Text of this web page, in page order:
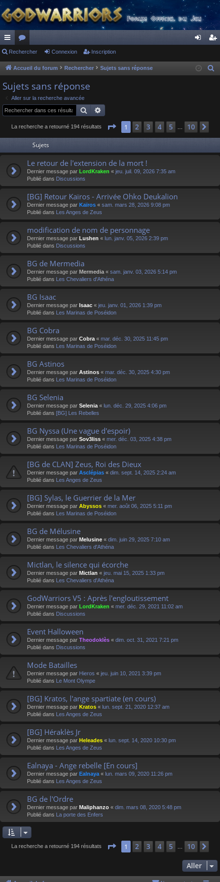
ac
co
ur
ci
s
or
u
s
ne cri
Rechercher Connexion Inscription
Accueil du forum Rechercher Sujets sans réponse
e
Sujets sans réponse
Aller sur la recherche avancée
Rechercher
La recherche a retourné 194 résultats Page 1sur 10
1 2 3 4 5 10
Sujets
Le retour de l'extension de la mort !
Dernier message par LordKraken « jeu. juil. 09, 2026 7:35 am
Publié dans Discussions
[BG] Retour Kaïros - Arrivée Ohko Deukalion
Dernier message par Kaïros « sam. mars 28, 2026 9:08 pm
Publié dans Les Anges de Zeus
modification de nom de personnage
Dernier message par Lushen « lun. janv. 05, 2026 2:39 pm
Publié dans Discussions
BG de Mermedia
Dernier message par Mermedia « sam. janv. 03, 2026 5:14 pm
Publié dans Les Chevaliers d'Athéna
BG Isaac
Dernier message par Isaac « jeu. janv. 01, 2026 1:39 pm
Publié dans Les Marinas de Poséidon
BG Cobra
Dernier message par Cobra « mar. déc. 30, 2025 11:45 pm
Publié dans Les Marinas de Poséidon
BG Astinos
Dernier message par Astinos « mar. déc. 30, 2025 4:30 pm
Publié dans Les Marinas de Poséidon
BG Selenia
Dernier message par Selenia « lun. déc. 29, 2025 4:06 pm
Publié dans [BG] Les Rebelles
BG Nyssa (Une vague d'espoir)
Dernier message par Sov3liss « mer. déc. 03, 2025 4:38 pm
Publié dans Les Marinas de Poséidon
[BG de CLAN] Zeus, Roi des Dieux
Dernier message par Asclépias « dim. sept. 14, 2025 2:24 am
Publié dans Les Anges de Zeus
[BG] Sylas, le Guerrier de la Mer
Dernier message par Abyssos « mer. août 06, 2025 5:11 pm
Publié dans Les Marinas de Poséidon
BG de Mélusine
Dernier message par Melusine « dim. juin 29, 2025 7:10 am
Publié dans Les Chevaliers d'Athéna
Mictlan, le silence qui écorche
Dernier message par Mictlan « jeu. mai 15, 2025 1:33 pm
Publié dans Les Chevaliers d'Athéna
GodWarriors V5 : Après l'engloutissement
Dernier message par LordKraken « mer. déc. 29, 2021 11:02 am
Publié dans Discussions
Event Halloween
Dernier message par Theodoklès « dim. oct. 31, 2021 7:21 pm
Publié dans Discussions
Mode Batailles
Dernier message par Hieros « jeu. juin 10, 2021 3:39 pm
Publié dans Le Mont Olympe
[BG] Kratos, l'ange spartiate (en cours)
Dernier message par Kratos « lun. sept. 21, 2020 12:37 am
Publié dans Les Anges de Zeus
[BG] Héraklès Jr
Dernier message par Heleades « lun. sept. 14, 2020 10:30 pm
Publié dans Les Anges de Zeus
Ealnaya - Ange rebelle [En cours]
Dernier message par Ealnaya « lun. mars 09, 2020 11:26 pm
Publié dans Les Anges de Zeus
BG de l'Ordre
Dernier message par Maliphanzo « dim. mars 08, 2020 5:48 pm
Publié dans La porte des Enfers
La recherche a retourné 194 résultats Page 1sur 10
1 2 3 4 5 10
Aller